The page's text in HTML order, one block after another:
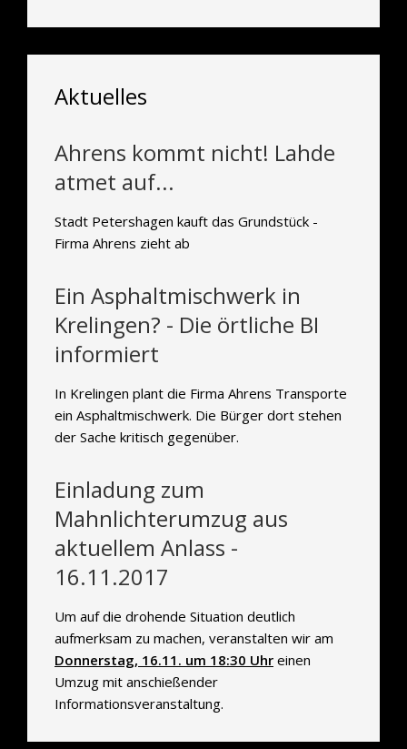
Aktuelles
Ahrens kommt nicht! Lahde
atmet auf...
Stadt Petershagen kauft das Grundstück -
Firma Ahrens zieht ab
Ein Asphaltmischwerk in
Krelingen? - Die örtliche BI
informiert
In Krelingen plant die Firma Ahrens Transporte
ein Asphaltmischwerk. Die Bürger dort stehen
der Sache kritisch gegenüber.
Einladung zum
Mahnlichterumzug aus
aktuellem Anlass -
16.11.2017
Um auf die drohende Situation deutlich
aufmerksam zu machen, veranstalten wir am
Donnerstag, 16.11. um 18:30 Uhr einen
Umzug mit anschießender
Informationsveranstaltung.